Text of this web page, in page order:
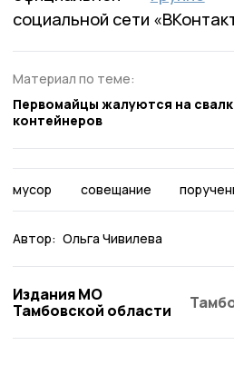
социальной сети
Материал по теме:
Первомайцы жалуются на
контейнеров
мусор совещание
Автор: Ольга Чивилева
Издания МО
Тамбовской области